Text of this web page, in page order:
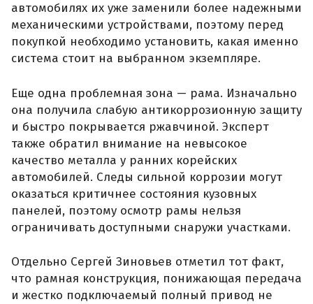
автомобилях их уже заменили более надежными
механическими устройствами, поэтому перед
покупкой необходимо установить, какая именно
система стоит на выбранном экземпляре.
Еще одна проблемная зона — рама. Изначально
она получила слабую антикоррозионную защиту
и быстро покрывается ржавчиной. Эксперт
также обратил внимание на невысокое
качество металла у ранних корейских
автомобилей. Следы сильной коррозии могут
оказаться критичнее состояния кузовных
панелей, поэтому осмотр рамы нельзя
ограничивать доступными снаружи участками.
Отдельно Сергей Зиновьев отметил тот факт,
что рамная конструкция, понижающая передача
и жестко подключаемый полный привод не